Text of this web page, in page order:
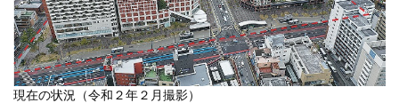
現在の状況（令和２年２月撮影）